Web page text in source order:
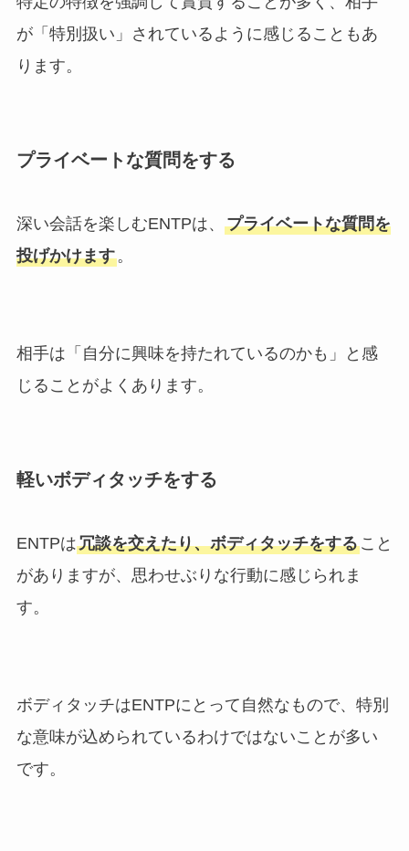
が「特別扱い」されているように感じることもあ
ります。
プライベートな質問をする
深い会話を楽しむENTPは、 プライベートな質問を
投げかけます。
相手は「自分に興味を持たれているのかも」と感
じることがよくあります。
軽いボディタッチをする
ENTPは冗談を交えたり、ボディタッチをすること
がありますが、思わせぶりな行動に感じられま
す。
ボディタッチはENTPにとって自然なもので、特別
な意味が込められているわけではないことが多い
です。